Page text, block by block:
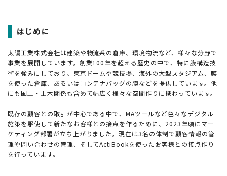
はじめに
太陽工業株式会社は建築や物流系の倉庫、環境物流など、様々な分野で
事業を展開しています。創業100年を超える歴史の中で、特に膜構造技
術を強みにしており、東京ドームや競技場、海外の大型スタジアム、膜
を使った倉庫、あるいはコンテナバッグの膜などを提供しています。他
にも国土・土木関係も含めて幅広く様々な空間作りに携わっています。
既存の顧客との取引が中心である中で、MAツールなど色々なデジタル
施策を駆使して新たなお客様との接点を作るために、2023年頃にマー
ケティング部署が立ち上がりました。現在は3名の体制で顧客情報の管
理や問い合わせの管理、そしてActiBookを使ったお客様との接点作り
を行っています。